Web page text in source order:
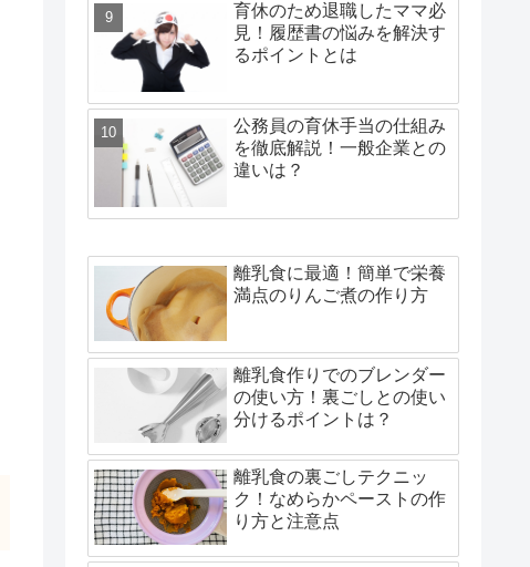
育休のため退職したママ必
見！履歴書の悩みを解決す
るポイントとは
公務員の育休手当の仕組み
を徹底解説！一般企業との
違いは？
離乳食に最適！簡単で栄養
満点のりんご煮の作り方
離乳食作りでのブレンダー
の使い方！裏ごしとの使い
分けるポイントは？
離乳食の裏ごしテクニッ
ク！なめらかペーストの作
り方と注意点